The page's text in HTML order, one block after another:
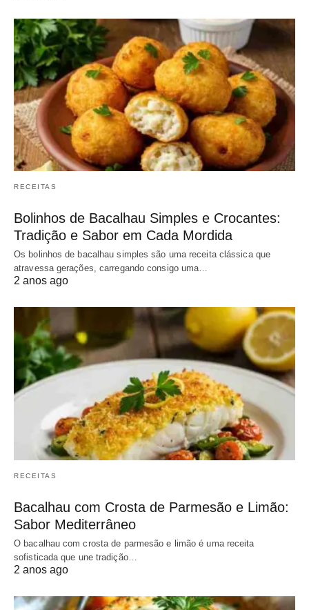
RECEITAS
Bolinhos de Bacalhau Simples e Crocantes:
Tradição e Sabor em Cada Mordida
Os bolinhos de bacalhau simples são uma receita clássica que
atravessa gerações, carregando consigo uma…
2 anos ago
RECEITAS
Bacalhau com Crosta de Parmesão e Limão:
Sabor Mediterrâneo
O bacalhau com crosta de parmesão e limão é uma receita
sofisticada que une tradição…
2 anos ago